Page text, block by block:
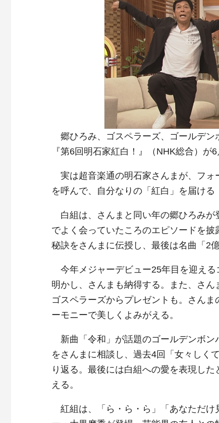
郷ひろみ、ゴスペラーズ、ゴールデン
『第6回明石家紅白！』（NHK総合）が
実は超音楽通の明石家さんまが、フォ
を呼んで、自分なりの「紅白」を届ける
白組は、さんまと同い年の郷ひろみが
でよく会っていたころのエピソードを
秘訣をさんまに伝授し、最後は名曲「2
今年メジャーデビュー25年目を迎える
明かし、さんまも納得する。また、さん
ゴスペラーズからプレゼントも。さん
ーモニーで美しくよみがえる。
新曲「令和」が話題のゴールデンボン
をさんまに相談し、過去4回「女々しく
り返る。最後には白組への愛を表現し
える。
紅組は、「ら・ら・ら」「あなただけ